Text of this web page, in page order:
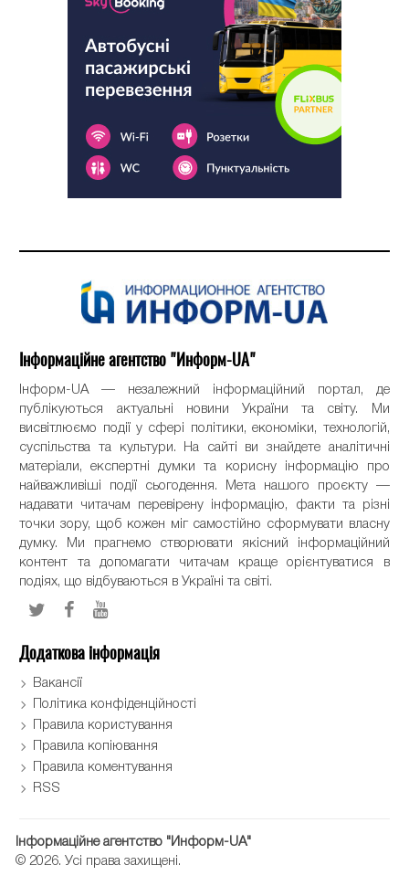
Інформаційне агентство "Информ-UA"
Інформ-UA — незалежний інформаційний портал, де
публікуються актуальні новини України та світу. Ми
висвітлюємо події у сфері політики, економіки, технологій,
суспільства та культури. На сайті ви знайдете аналітичні
матеріали, експертні думки та корисну інформацію про
найважливіші події сьогодення. Мета нашого проєкту —
надавати читачам перевірену інформацію, факти та різні
точки зору, щоб кожен міг самостійно сформувати власну
думку. Ми прагнемо створювати якісний інформаційний
контент та допомагати читачам краще орієнтуватися в
подіях, що відбуваються в Україні та світі.
Додаткова інформація
Вакансії
Політика конфіденційності
Правила користування
Правила копіювання
Правила коментування
RSS
Інформаційне агентство "Информ-UA"
© 2026. Усі права захищені.